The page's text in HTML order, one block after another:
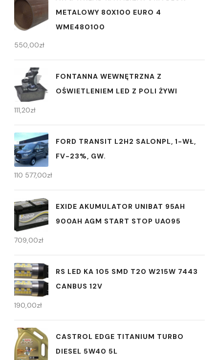
METALOWY 80X100 EURO 4
WME480100
550,00zł
FONTANNA WEWNĘTRZNA Z
OŚWIETLENIEM LED Z POLI ŻYWI
111,20zł
FORD TRANSIT L2H2 SALONPL, 1-WŁ,
FV-23%, GW.
110 577,00zł
EXIDE AKUMULATOR UNIBAT 95AH
900AH AGM START STOP UA095
709,00zł
RS LED KA 105 SMD T20 W215W 7443
CANBUS 12V
190,00zł
CASTROL EDGE TITANIUM TURBO
DIESEL 5W40 5L